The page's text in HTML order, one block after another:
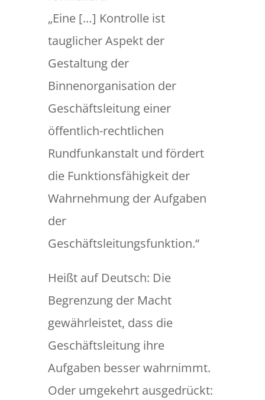
„Eine […] Kontrolle ist
tauglicher Aspekt der
Gestaltung der
Binnenorganisation der
Geschäftsleitung einer
öffentlich-rechtlichen
Rundfunkanstalt und fördert
die Funktionsfähigkeit der
Wahrnehmung der Aufgaben
der
Geschäftsleitungsfunktion.“
Heißt auf Deutsch: Die
Begrenzung der Macht
gewährleistet, dass die
Geschäftsleitung ihre
Aufgaben besser wahrnimmt.
Oder umgekehrt ausgedrückt: